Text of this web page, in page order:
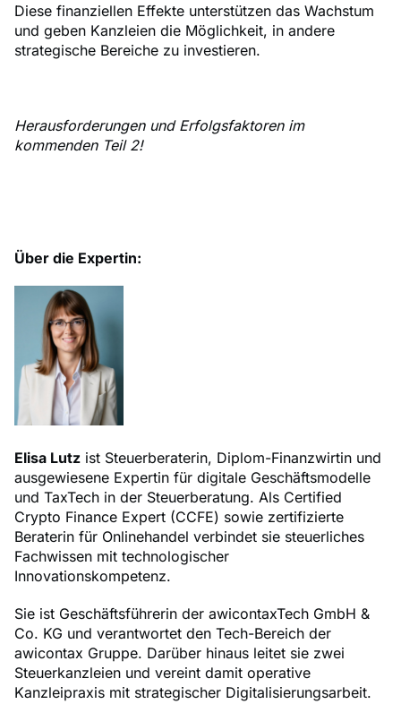
Diese finanziellen Effekte unterstützen das Wachstum
und geben Kanzleien die Möglichkeit, in andere
strategische Bereiche zu investieren.
Herausforderungen und Erfolgsfaktoren im
kommenden Teil 2!
Über die Expertin:
Elisa Lutz ist Steuerberaterin, Diplom-Finanzwirtin und
ausgewiesene Expertin für digitale Geschäftsmodelle
und TaxTech in der Steuerberatung. Als Certified
Crypto Finance Expert (CCFE) sowie zertifizierte
Beraterin für Onlinehandel verbindet sie steuerliches
Fachwissen mit technologischer
Innovationskompetenz.
Sie ist Geschäftsführerin der awicontaxTech GmbH &
Co. KG und verantwortet den Tech-Bereich der
awicontax Gruppe. Darüber hinaus leitet sie zwei
Steuerkanzleien und vereint damit operative
Kanzleipraxis mit strategischer Digitalisierungsarbeit.